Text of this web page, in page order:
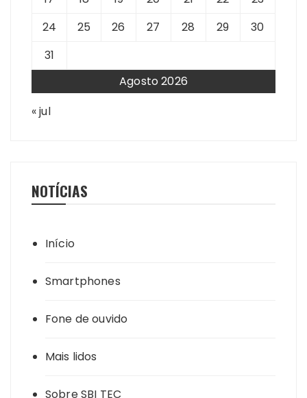
Agosto 2026
24
25 26 27 28 29
30
31
« jul
NOTÍCIAS
Início
Smartphones
Fone de ouvido
Mais lidos
Sobre SBI TEC